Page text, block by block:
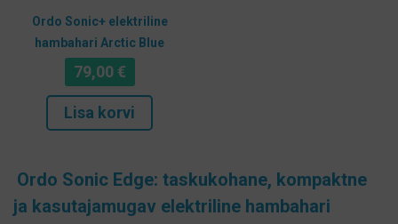
Ordo Sonic+ elektriline
hambahari Arctic Blue
79,00€
Lisa korvi
Ordo Sonic Edge: taskukohane, kompaktne
ja kasutajamugav elektriline hambahari